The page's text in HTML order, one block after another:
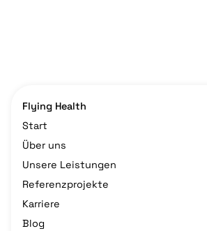
Flying Health
Start
Über uns
Unsere Leistungen
Referenzprojekte
Karriere
Blog